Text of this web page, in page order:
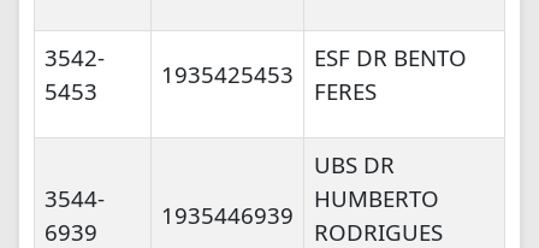
3542-
5453
1935425453
ESF DR BENTO
FERES
3544-
6939
1935446939
UBS DR
HUMBERTO
RODRIGUES